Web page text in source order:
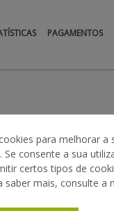
PAGAMENTOS
para melhorar a
consente a sua
certos tipos de
saber mais, consulte a